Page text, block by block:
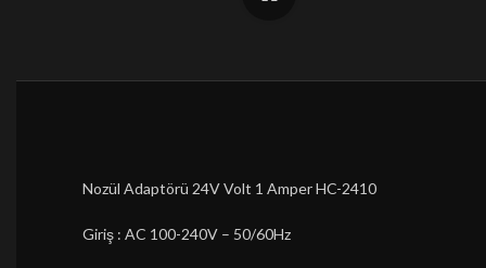
Nozül Adaptörü 24V Volt 1 Amper HC-2410
Giriş : AC 100-240V – 50/60Hz